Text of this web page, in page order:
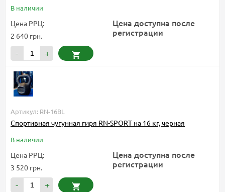
В наличии
Цена РРЦ:
2 640 грн.
Цена доступна после
регистрации
- +
Артикул: RN-16BL
Спортивная чугунная гиря RN-SPORT на 16 кг, черная
В наличии
Цена РРЦ:
3 520 грн.
Цена доступна после
регистрации
- +